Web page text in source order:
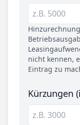
nicht kennen,
Eintrag zu
Kürzungen